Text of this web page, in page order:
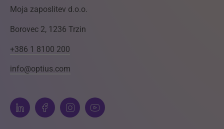
Moja zaposlitev d.o.o.
Borovec 2, 1236 Trzin
+386 1 8100 200
info@optius.com